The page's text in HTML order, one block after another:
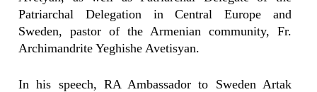
Patriarchal Delegation in Central Europe and
Sweden, pastor of the Armenian community, Fr.
Archimandrite Yeghishe Avetisyan.
In his speech, RA Ambassador to Sweden Artak